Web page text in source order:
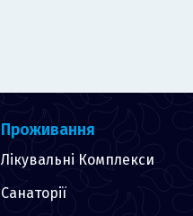
Проживання
Лікувальні Комплекси
Санаторії